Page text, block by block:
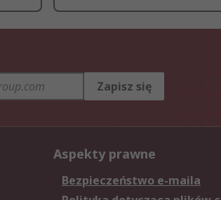
Zapisz się
Aspekty prawne
Bezpieczeństwo e-maila